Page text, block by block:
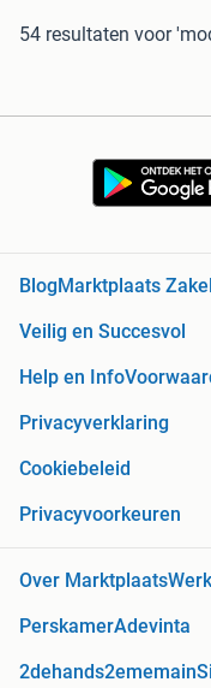
54 resultaten voor
BlogMarktplaats
Veilig en Succesvol
Help en Info
Privacyverklaring
Cookiebeleid
Privacyvoorkeuren
Over Marktplaats
PerskamerAdevinta
2dehands2ememain